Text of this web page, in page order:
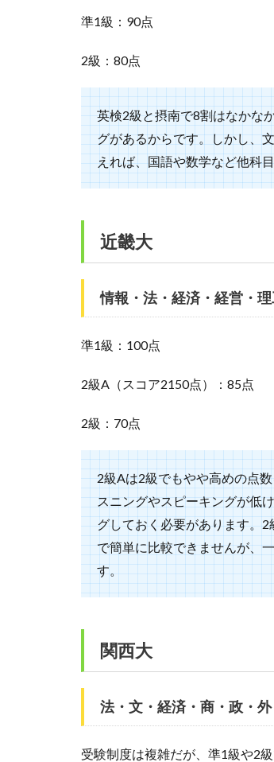
準1級：90点
2級：80点
英検2級と摂南で8割はなかな
グがあるからです。しかし、
えれば、国語や数学など他科
近畿大
情報・法・経済・経営・
準1級：100点
2級A（スコア2150点）：85点
2級：70点
2級Aは2級でもやや高めの点
スニングやスピーキングが低
グしておく必要があります。
で簡単に比較できませんが、
す。
関西大
法・文・経済・商・政・
受験制度は複雑だが、準1級や2